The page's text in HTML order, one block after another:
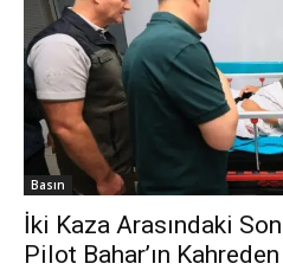
Basın
İki Kaza Arasındaki
Pilot Bahar’ın